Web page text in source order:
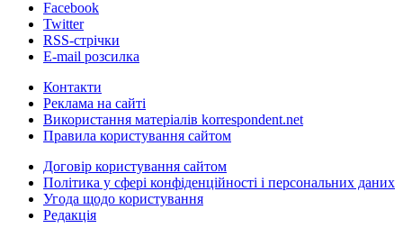
Facebook
Twitter
RSS-стрічки
E-mail розсилка
Контакти
Реклама на сайті
Використання матеріалів korrespondent.net
Правила користування сайтом
Договір користування сайтом
Політика у сфері конфіденційності і персональних даних
Угода щодо користування
Редакція